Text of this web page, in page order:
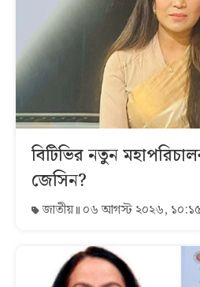
বিটিভির নতুন
জেসিন?
জাতীয় ০৬ আগস্ট ২০২৬,